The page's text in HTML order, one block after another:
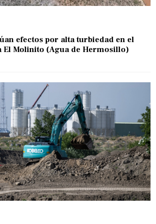
efectos por alta turbiedad en el
El Molinito (Agua de Hermosillo)